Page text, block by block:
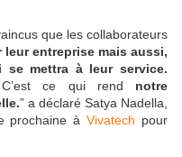
que les collaborateurs
entreprise mais aussi,
se mettra à leur service.
C’est ce qui rend notre
.” a déclaré Satya Nadella,
prochaine àVivatech pour